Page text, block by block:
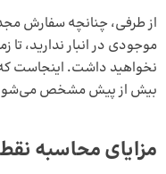
از طرفی، چنانچه سفارش
موجودی در انبار ندارید،
نخواهید داشت. اینجاست
بیش از پیش مشخص
مزایای محاسبه